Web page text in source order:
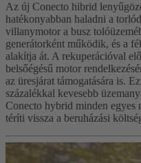
Az új Conecto hibrid
hatékonyabban haladni a
villanymotor a busz
generátorként működik, és a
alakítja át. A rekuperációval
belsőégésű motor
az üresjárat támogatására is.
százalékkal kevesebb
Conecto hybrid minden egyes
téríti vissza a beruházási